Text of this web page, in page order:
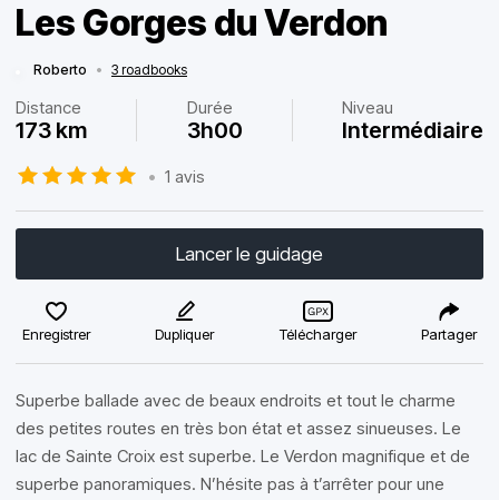
Les Gorges du Verdon
Roberto • 3 roadbooks
Distance
173 km
Durée
3h00
Niveau
Intermédiaire
• 1 avis
Lancer le guidage
Enregistrer Dupliquer Télécharger Partager
Superbe ballade avec de beaux endroits et tout le charme
des petites routes en très bon état et assez sinueuses. Le
lac de Sainte Croix est superbe. Le Verdon magnifique et de
superbe panoramiques. N’hésite pas à t’arrêter pour une